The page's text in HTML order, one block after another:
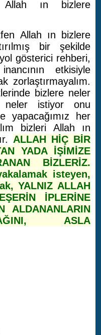
Allah ın bizlere
Allah ın bizlere
bir şekilde
gösterici rehberi,
etkisiyle
zorlaştırmayalım.
bizlere neler
neler istiyor onu
yapacağımız her
bizleri Allah ın
ALLAH HİÇ BİR
YADA İŞİMİZE
BİZLERİZ.
isteyen,
YALNIZ ALLAH
İPLERİNE
ALDANANLARIN
ASLA